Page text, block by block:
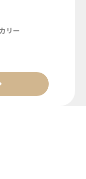
リー